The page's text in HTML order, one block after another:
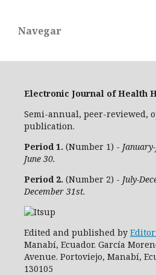
Navegar
Electronic Journal of Health
Semi-annual, peer-reviewed,
publication.
Period 1. (Number 1) -
June 30.
Period 2. (Number 2) - July-
December 31st.
Edited and published by
Manabí, Ecuador. García
Avenue. Portoviejo, Manabí,
130105